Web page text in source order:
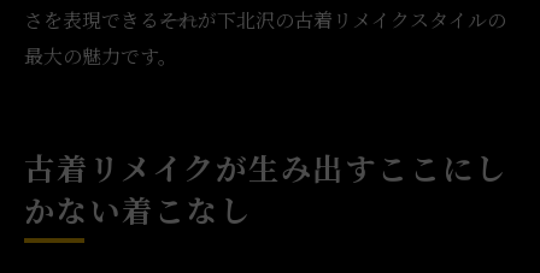
さを表現できる――それが下北沢の古着リメイクスタイルの
最大の魅力です。
古着リメイクが生み出すここにし
かない着こなし